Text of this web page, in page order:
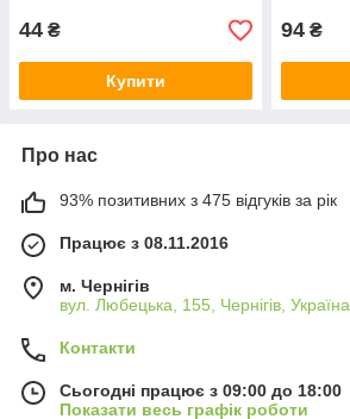
44 ₴
Купити
94 ₴
Про нас
93% позитивних з 475 відгуків за рік
Працює з 08.11.2016
м. Чернігів
вул. Любецька, 155, Чернігів, Україна
Контакти
Сьогодні працює з 09:00 до 18:00
Показати весь графік роботи